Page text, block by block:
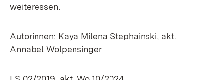
weiteressen.
Autorinnen: Kaya Milena Stephainski, akt.
Annabel Wolpensinger